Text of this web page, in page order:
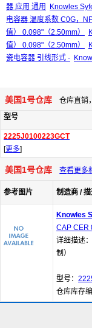
器 应用 通用
Knowles
电容器 温度系数 C0G，
值） 0.098"（2.50mm）
值） 0.098"（2.50mm）
瓷电容器 引线形式 -
美国1号仓库 仓库直销
型号
2225J0100223GCT
[更多]
美国1号仓库 查看更多
参考图片 制造商 /
Knowles
CAP CER
详细描述
制）
型号：
仓库库存编